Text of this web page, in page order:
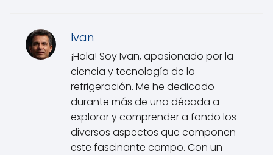
Ivan
¡Hola! Soy Ivan, apasionado por la
ciencia y tecnología de la
refrigeración. Me he dedicado
durante más de una década a
explorar y comprender a fondo los
diversos aspectos que componen
este fascinante campo. Con un